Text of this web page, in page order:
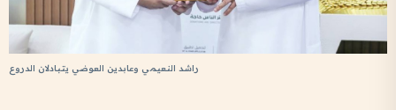
راشد النعيمي وعابدين العوضي يتبادلان الدروع